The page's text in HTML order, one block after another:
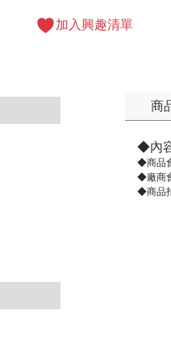
加入興趣清單
商
◆內
◆商品
◆廠商
◆商品